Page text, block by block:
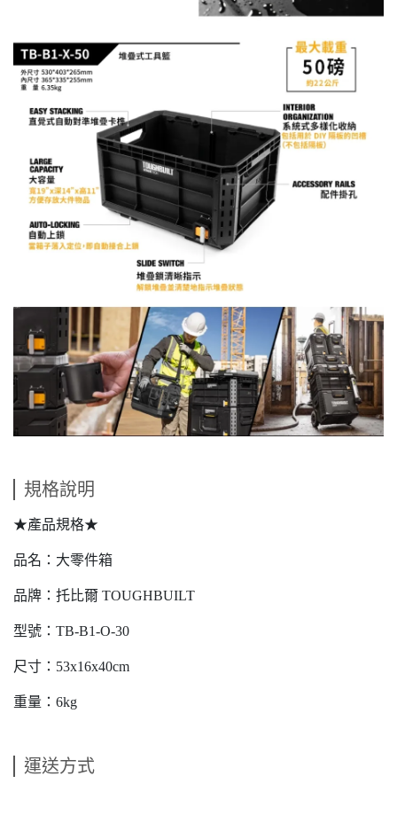
規格說明
★產品規格★
品名：大零件箱
品牌：托比爾 TOUGHBUILT
型號：TB-B1-O-30
尺寸：53x16x40cm
重量：6kg
運送方式